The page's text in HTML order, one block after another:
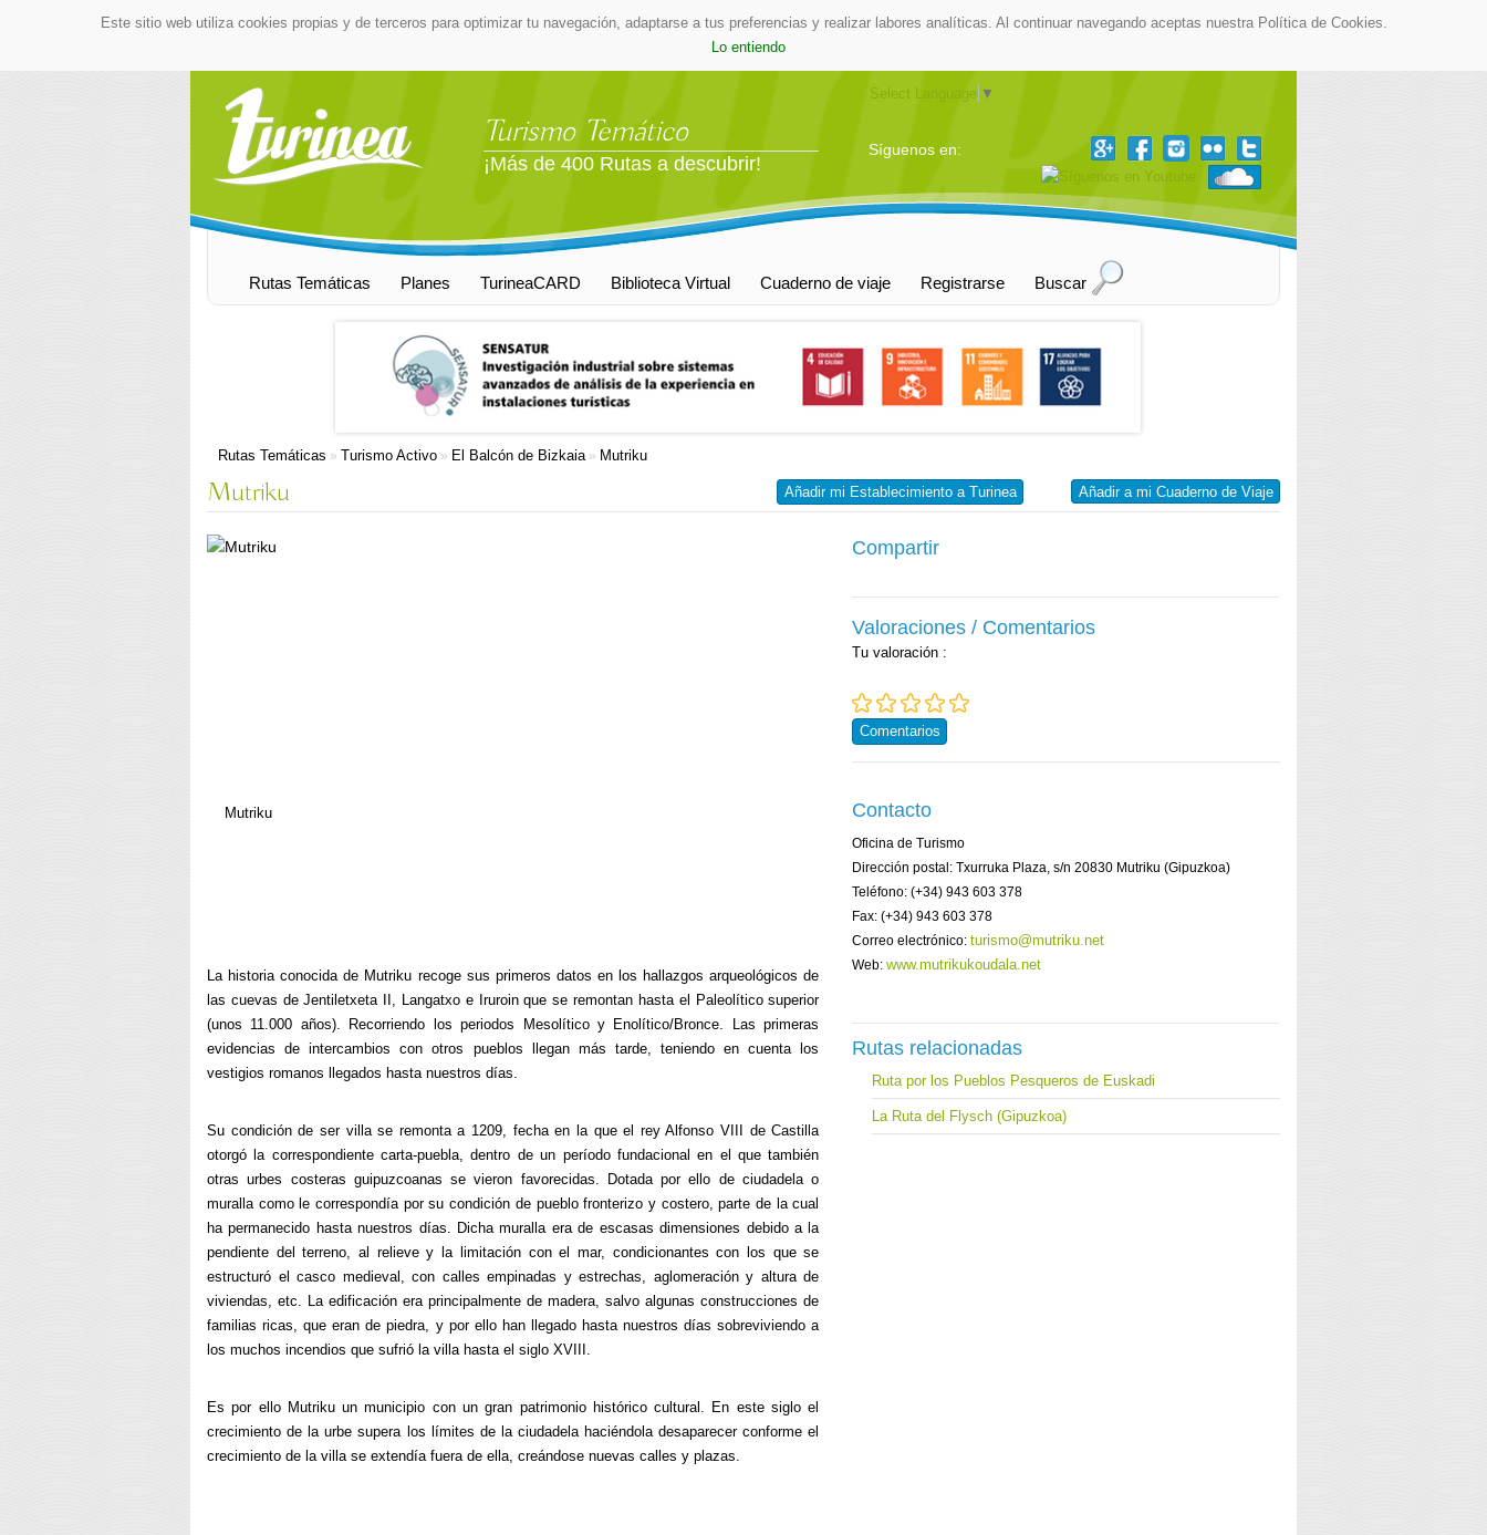
Este sitio web utiliza cookies propias y de terceros para optimizar tu navegación, adaptarse a tus preferencias y realizar labores analíticas. Al continuar navegando aceptas nuestra Política de Cookies.
Lo entiendo
Turismo Temático
¡Más de 400 Rutas a descubrir!
Select Language ▼
Síguenos en:
Rutas Temáticas Planes TurineaCARD Biblioteca Virtual Cuaderno de viaje Registrarse Buscar
Rutas Temáticas » Turismo Activo » El Balcón de Bizkaia» Mutriku
Añadir a mi Cuaderno de Viaje
Añadir mi Establecimiento a Turinea
Mutriku
Mutriku
La historia conocida de Mutriku recoge sus primeros datos en los hallazgos arqueológicos de
las cuevas de Jentiletxeta II, Langatxo e Iruroin que se remontan hasta el Paleolítico superior
(unos 11.000 años). Recorriendo los periodos Mesolítico y Enolítico/Bronce. Las primeras
evidencias de intercambios con otros pueblos llegan más tarde, teniendo en cuenta los
vestigios romanos llegados hasta nuestros días.
Su condición de ser villa se remonta a 1209, fecha en la que el rey Alfonso VIII de Castilla
otorgó la correspondiente carta-puebla, dentro de un período fundacional en el que también
otras urbes costeras guipuzcoanas se vieron favorecidas. Dotada por ello de ciudadela o
muralla como le correspondía por su condición de pueblo fronterizo y costero, parte de la cual
ha permanecido hasta nuestros días. Dicha muralla era de escasas dimensiones debido a la
pendiente del terreno, al relieve y la limitación con el mar, condicionantes con los que se
estructuró el casco medieval, con calles empinadas y estrechas, aglomeración y altura de
viviendas, etc. La edificación era principalmente de madera, salvo algunas construcciones de
familias ricas, que eran de piedra, y por ello han llegado hasta nuestros días sobreviviendo a
los muchos incendios que sufrió la villa hasta el siglo XVIII.
Es por ello Mutriku un municipio con un gran patrimonio histórico cultural. En este siglo el
crecimiento de la urbe supera los límites de la ciudadela haciéndola desaparecer conforme el
crecimiento de la villa se extendía fuera de ella, creándose nuevas calles y plazas.
Compartir
Valoraciones / Comentarios
Tu valoración :
Comentarios
Contacto
Oficina de Turismo
Dirección postal: Txurruka Plaza, s/n 20830 Mutriku (Gipuzkoa)
Teléfono: (+34) 943 603 378
Fax: (+34) 943 603 378
Correo electrónico:turismo@mutriku.net
Web:www.mutrikukoudala.net
Rutas relacionadas
Ruta por los Pueblos Pesqueros de Euskadi
La Ruta del Flysch (Gipuzkoa)